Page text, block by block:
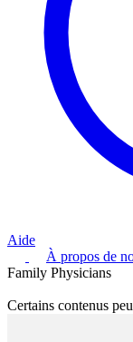
Aide
À propos de
Family Physicians
Certains contenus